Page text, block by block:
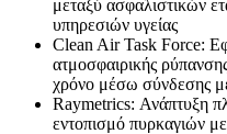
μεταξύ ασφαλιστικών
υπηρεσιών υγείας
Clean Air Task Force:
ατμοσφαιρικής
χρόνο μέσω σύνδεσης
Raymetrics: Ανάπτυξη
εντοπισμό πυρκαγιών